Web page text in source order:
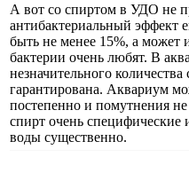
А вот со спиртом в УДО не
антибактериальный эффект
быть не менее 15%, а может
бактерии очень любят. В
незначительного
гарантирована. Аквариум
постепенно и помутнения
спирт очень специфические
воды существенно.